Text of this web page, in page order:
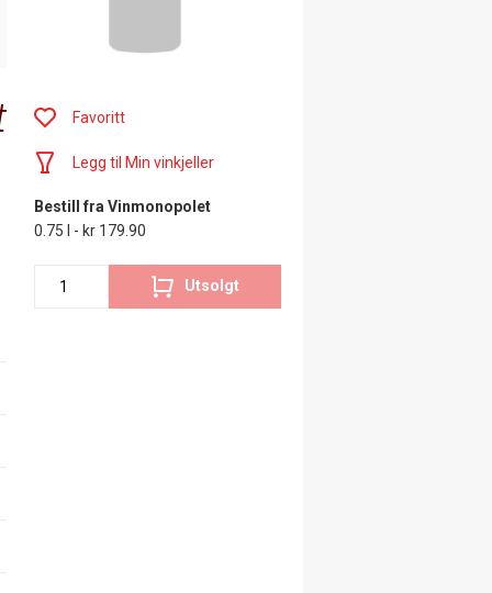
Favoritt
Legg til Min vinkjeller
Bestill fra Vinmonopolet
0.75 l - kr 179.90
Utsolgt